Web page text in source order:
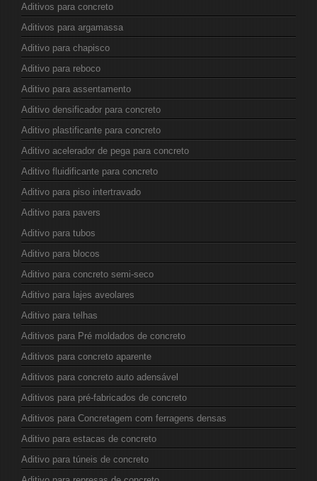
Aditivos para concreto
Aditivos para argamassa
Aditivo para chapisco
Aditivo para reboco
Aditivo para assentamento
Aditivo densificador para concreto
Aditivo plastificante para concreto
Aditivo acelerador de pega para concreto
Aditivo fluidificante para concreto
Aditivo para piso intertravado
Aditivo para pavers
Aditivo para tubos
Aditivo para blocos
Aditivo para concreto semi-seco
Aditivo para lajes aveolares
Aditivo para telhas
Aditivos para Pré moldados de concreto
Aditivos para concreto aparente
Aditivos para concreto auto adensável
Aditivos para pré-fabricados de concreto
Aditivos para Concretagem com ferragens densas
Aditivo para estacas de concreto
Aditivo para túneis de concreto